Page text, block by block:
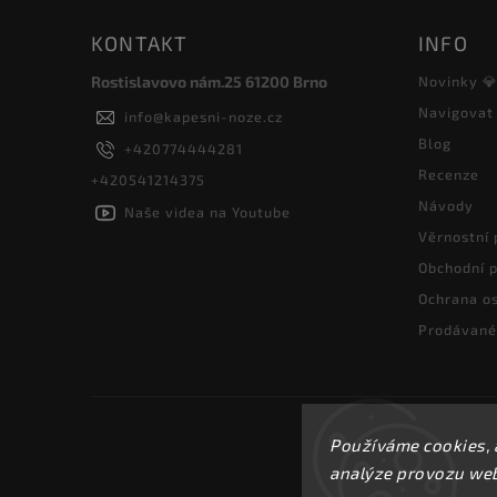
Používáme
analýze provozu
KONTAKT
Rostislavovo nám.25 61200 Brno
info@kapesni-noze.cz
+420774444281
+420541214375
Naše videa na Youtube
INFO
Novinky 💎
Navigovat
Blog
Recenze
Návody
Věrnostní
Obchodní
Ochrana